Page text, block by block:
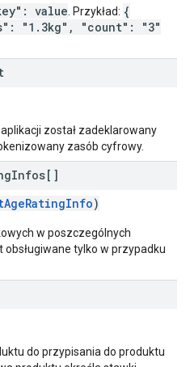
value . Przykład: {
"1.3kg", "count": "3"
został zadeklarowany
zasób cyfrowy.
Infos[]
)
w poszczególnych
obsługiwane tylko w przypadku
do przypisania do produktu